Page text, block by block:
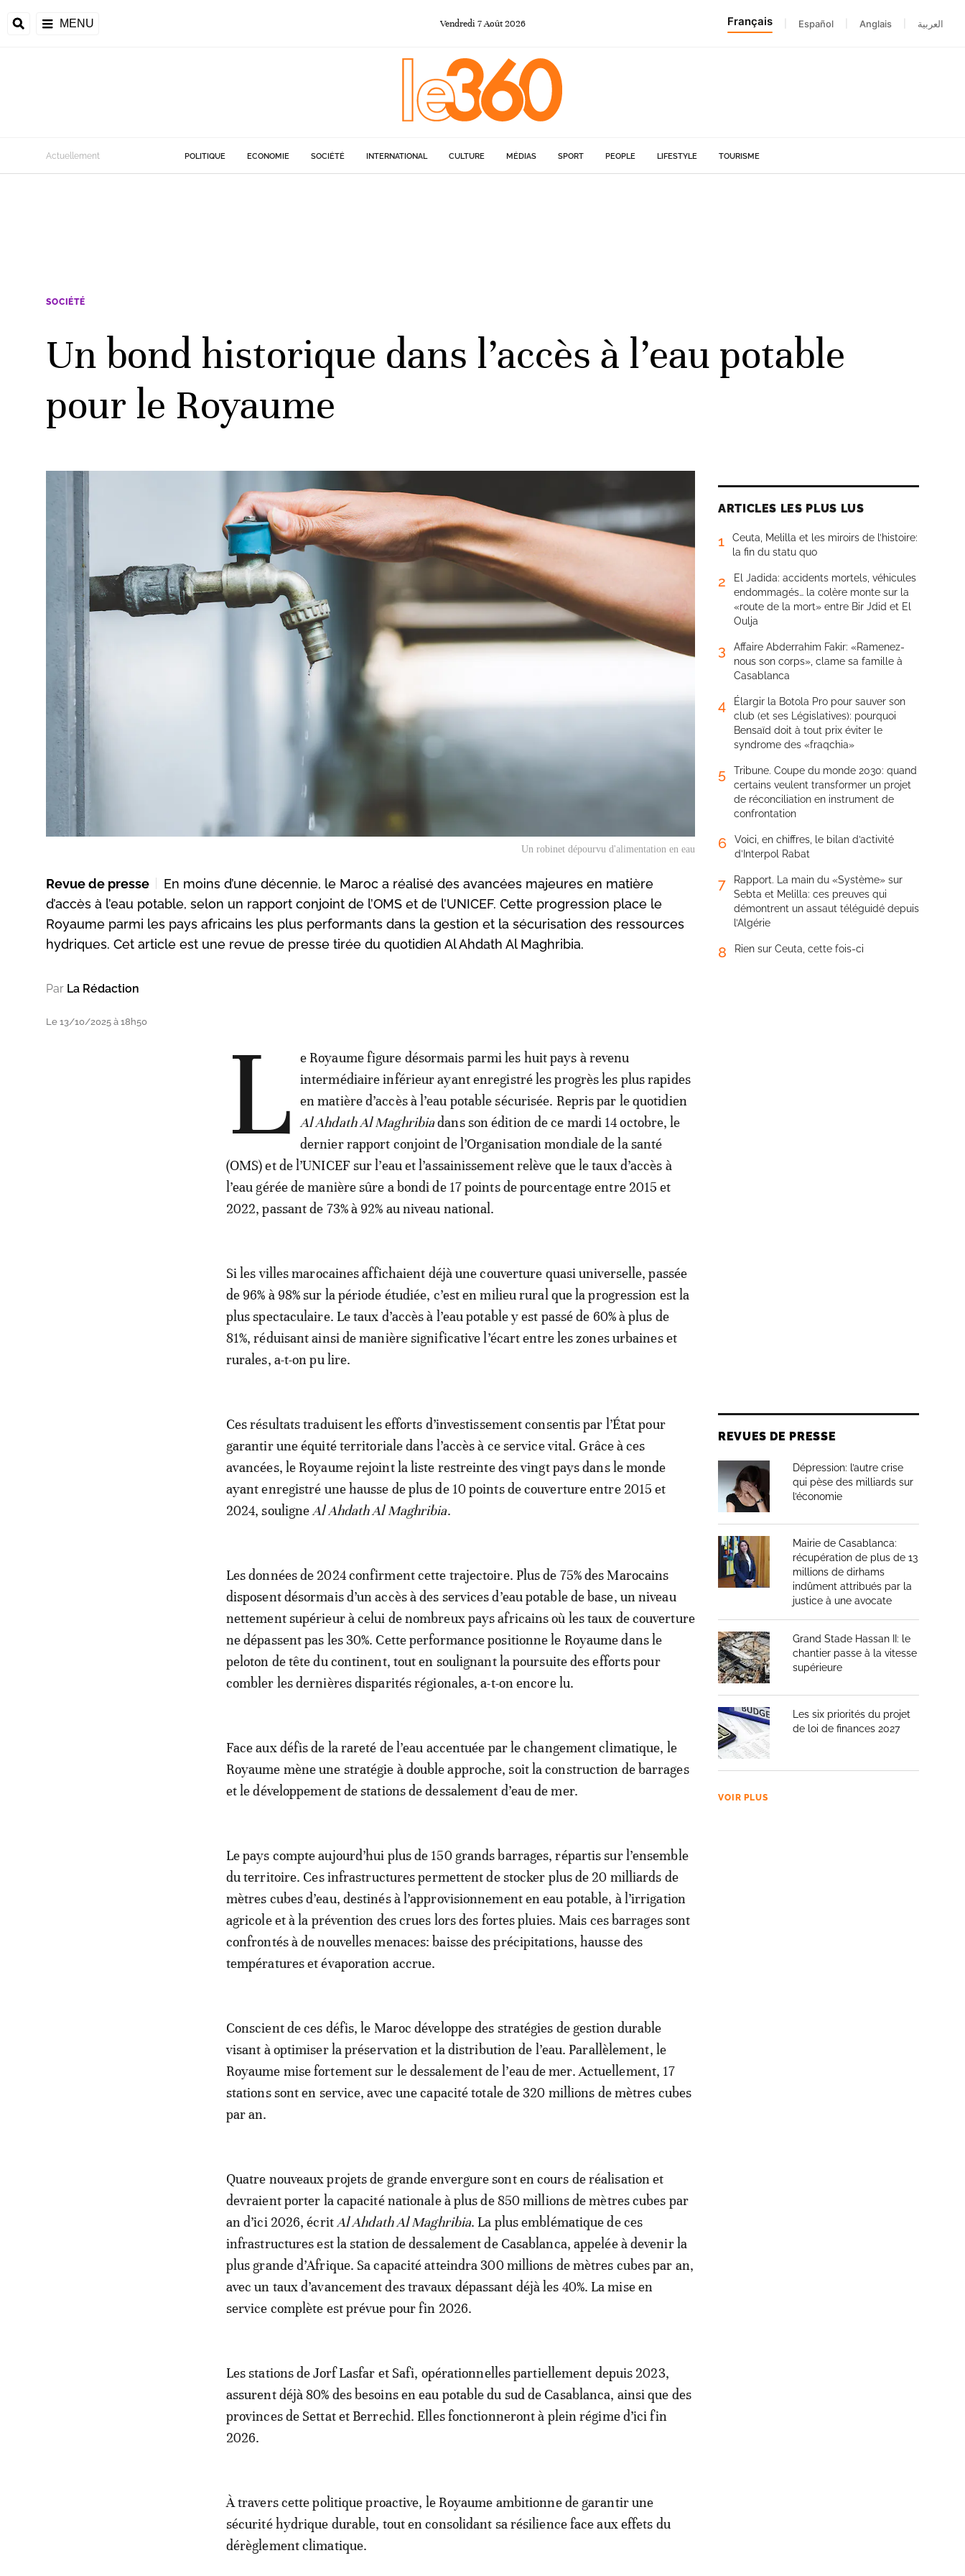
MENU Vendredi 7Août 2026 Français Español Anglais العربية
Actuellement POLITIQUE ECONOMIE SOCIÉTÉ INTERNATIONAL CULTURE MÉDIAS SPORT PEOPLE LIFESTYLE TOURISME
SOCIÉTÉ
Un bond historique dans l’accès à l’eau potable
pour le Royaume
Un robinet dépourvu d'alimentation en eau
Revue de presse
En moins d’une décennie, le Maroc a réalisé des avancées majeures en matière
d’accès à l’eau potable, selon un rapport conjoint de l’OMS et de l’UNICEF. Cette progression place le
Royaume parmi les pays africains les plus performants dans la gestion et la sécurisation des ressources
hydriques. Cet article est une revue de presse tirée du quotidien Al Ahdath Al Maghribia.
Par La Rédaction
Le 13/10/2025 à 18h50 L
e Royaume figure désormais parmi les huit pays à revenu
intermédiaire inférieur ayant enregistré les progrès les plus rapides
en matière d’accès à l’eau potable sécurisée. Repris par le quotidien
Al Ahdath Al Maghribiadans son édition de ce mardi 14 octobre, le
dernier rapport conjoint de l’Organisation mondiale de la santé
(OMS) et de l’UNICEF sur l’eau et l’assainissement relève que le taux d’accès à
l’eau gérée de manière sûre a bondi de 17 points de pourcentage entre 2015 et
2022, passant de 73% à 92% au niveau national.
Si les villes marocaines affichaient déjà une couverture quasi universelle, passée
de 96% à 98% sur la période étudiée, c’est en milieu rural que la progression est la
plus spectaculaire. Le taux d’accès à l’eau potable y est passé de 60% à plus de
81%, réduisant ainsi de manière significative l’écart entre les zones urbaines et
rurales, a-t-on pu lire.
Ces résultats traduisent les efforts d’investissement consentis par l’État pour
garantir une équité territoriale dans l’accès à ce service vital. Grâce à ces
avancées, le Royaume rejoint la liste restreinte des vingt pays dans le monde
ayant enregistré une hausse de plus de 10 points de couverture entre 2015 et
2024, souligne Al Ahdath Al Maghribia.
Les données de 2024 confirment cette trajectoire. Plus de 75% des Marocains
disposent désormais d’un accès à des services d’eau potable de base, un niveau
nettement supérieur à celui de nombreux pays africains où les taux de couverture
ne dépassent pas les 30%. Cette performance positionne le Royaume dans le
peloton de tête du continent, tout en soulignant la poursuite des efforts pour
combler les dernières disparités régionales, a-t-on encore lu.
Face aux défis de la rareté de l’eau accentuée par le changement climatique, le
Royaume mène une stratégie à double approche, soit la construction de barrages
et le développement de stations de dessalement d’eau de mer.
Le pays compte aujourd’hui plus de 150 grands barrages, répartis sur l’ensemble
du territoire. Ces infrastructures permettent de stocker plus de 20 milliards de
mètres cubes d’eau, destinés à l’approvisionnement en eau potable, à l’irrigation
agricole et à la prévention des crues lors des fortes pluies. Mais ces barrages sont
confrontés à de nouvelles menaces: baisse des précipitations, hausse des
températures et évaporation accrue.
Conscient de ces défis, le Maroc développe des stratégies de gestion durable
visant à optimiser la préservation et la distribution de l’eau. Parallèlement, le
Royaume mise fortement sur le dessalement de l’eau de mer. Actuellement, 17
stations sont en service, avec une capacité totale de 320 millions de mètres cubes
par an.
Quatre nouveaux projets de grande envergure sont en cours de réalisation et
devraient porter la capacité nationale à plus de 850 millions de mètres cubes par
an d’ici 2026, écrit Al Ahdath Al Maghribia. La plus emblématique de ces
infrastructures est la station de dessalement de Casablanca, appelée à devenir la
plus grande d’Afrique. Sa capacité atteindra 300 millions de mètres cubes par an,
avec un taux d’avancement des travaux dépassant déjà les 40%. La mise en
service complète est prévue pour fin 2026.
Les stations de Jorf Lasfar et Safi, opérationnelles partiellement depuis 2023,
assurent déjà 80% des besoins en eau potable du sud de Casablanca, ainsi que des
provinces de Settat et Berrechid. Elles fonctionneront à plein régime d’ici fin
2026.
À travers cette politique proactive, le Royaume ambitionne de garantir une
sécurité hydrique durable, tout en consolidant sa résilience face aux effets du
dérèglement climatique.
ARTICLES LES PLUS LUS
1
Ceuta, Melilla et les miroirs de l’histoire:
la fin du statu quo
2
El Jadida: accidents mortels, véhicules
endommagés… la colère monte sur la
«route de la mort» entre Bir Jdid et El
Oulja
3
Affaire Abderrahim Fakir: «Ramenez-
nous son corps», clame sa famille à
Casablanca
4
Élargir la Botola Pro pour sauver son
club (et ses Législatives): pourquoi
Bensaïd doit à tout prix éviter le
syndrome des «fraqchia»
5
Tribune. Coupe du monde 2030: quand
certains veulent transformer un projet
de réconciliation en instrument de
confrontation
6
Voici, en chiffres, le bilan d’activité
d’Interpol Rabat
7
Rapport. La main du «Système» sur
Sebta et Melilla: ces preuves qui
démontrent un assaut téléguidé depuis
l’Algérie
8 Rien sur Ceuta, cette fois-ci
REVUES DE PRESSE
Dépression: l’autre crise
qui pèse des milliards sur
l’économie
Mairie de Casablanca:
récupération de plus de 13
millions de dirhams
indûment attribués par la
justice à une avocate
Grand Stade Hassan II: le
chantier passe à la vitesse
supérieure
Les six priorités du projet
de loi de finances 2027
VOIR PLUS